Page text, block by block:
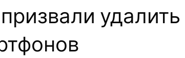
удалить